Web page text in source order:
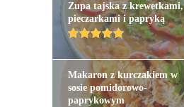
Zupa tajska z krewetkami,
pieczarkami i papryką
Makaron z kurczakiem w
sosie pomidorowo-
paprykowym